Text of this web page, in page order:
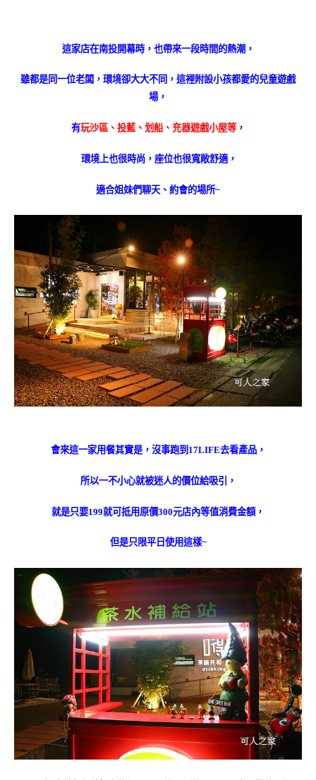
這家店在南投開幕時，也帶來一段時間的熱潮，
雖都是同一位老闆，環境卻大大不同，這裡附設小孩都愛的兒童遊戲
場，
有玩沙區、投藍、划船、充器遊戲小屋等，
環境上也很時尚，座位也很寬敞舒適，
適合姐妹們聊天、約會的場所~
會來這一家用餐其實是，沒事跑到17LIFE去看產品，
所以一不小心就被迷人的價位給吸引，
就是只要199就可抵用原價300元店內等值消費金額，
但是只限平日使用這樣~